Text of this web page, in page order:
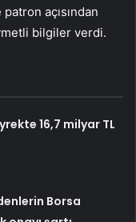
açısından
bilgiler verdi.
16,7 milyar TL
Borsa